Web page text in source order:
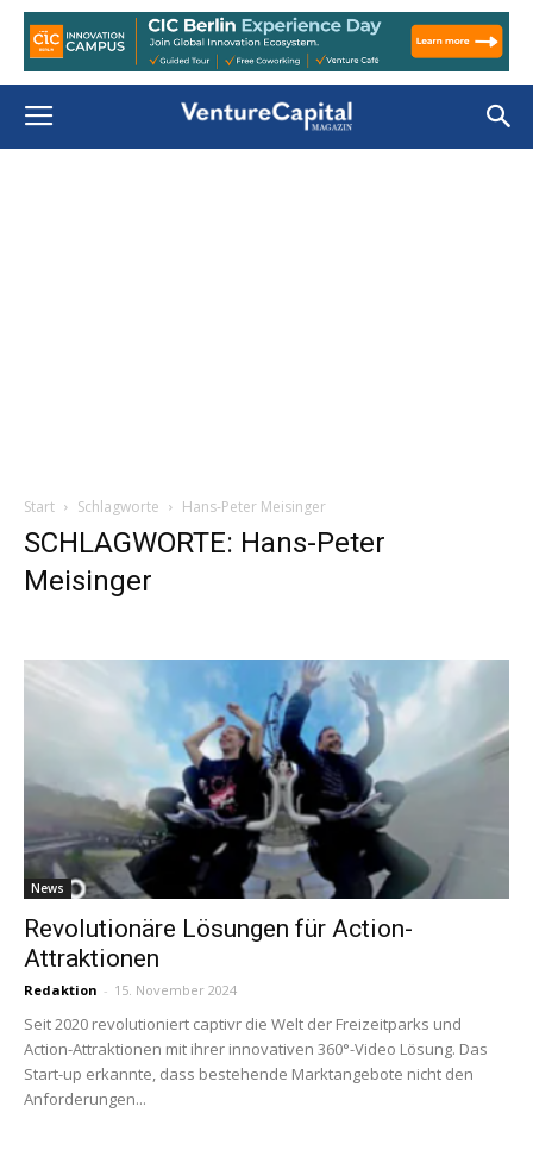
Start Schlagworte Hans-Peter Meisinger
SCHLAGWORTE: Hans-Peter
Meisinger
News
Revolutionäre Lösungen für Action-
Attraktionen
Redaktion - 15. November 2024
Seit 2020 revolutioniert captivr die Welt der Freizeitparks und
Action-Attraktionen mit ihrer innovativen 360°-Video Lösung. Das
Start-up erkannte, dass bestehende Marktangebote nicht den
Anforderungen...